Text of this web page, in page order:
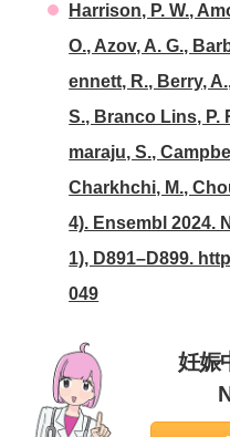
Harrison, P. W.,
O., Azov, A. G.,
ennett, R., Berry,
S., Branco Lins, P.
maraju, S.,
Charkhchi, M.,
4). Ensembl 2024.
1), D891–D899.
049
妊娠